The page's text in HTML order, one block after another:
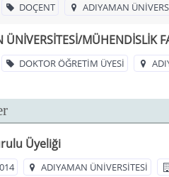
DOÇENT ADIYAMAN
ÜNİVERSİTESİ/MÜHENDİSLİK
DOKTOR ÖĞRETİM ÜYESİ
Üyeliği
ADIYAMAN ÜNİVERSİTESİ